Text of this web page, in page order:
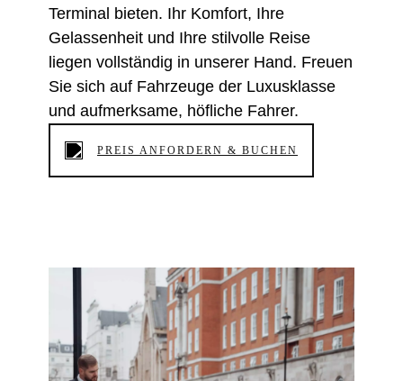
Terminal bieten. Ihr Komfort, Ihre
Gelassenheit und Ihre stilvolle Reise
liegen vollständig in unserer Hand. Freuen
Sie sich auf Fahrzeuge der Luxusklasse
und aufmerksame, höfliche Fahrer.
PREIS ANFORDERN & BUCHEN